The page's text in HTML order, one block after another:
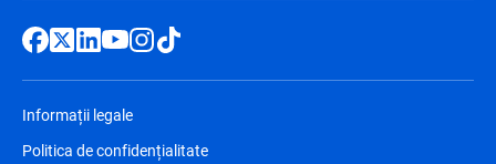
Informații legale
Politica de confidențialitate